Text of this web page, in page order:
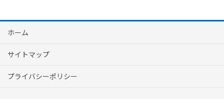
ホーム
サイトマップ
プライバシーポリシー